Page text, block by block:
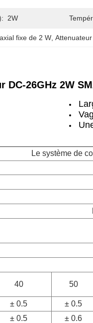
2W
fixe de 2 W ,
DC-26GHz 2W
Le système de
40 50
± 0.5 ± 0.5
± 0.5 ± 0.6